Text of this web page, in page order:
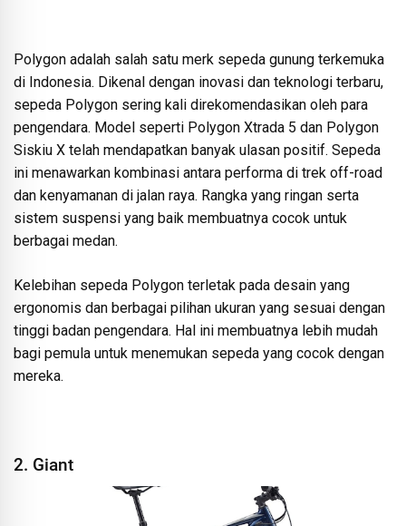
Polygon adalah salah satu merk sepeda gunung terkemuka
di Indonesia. Dikenal dengan inovasi dan teknologi terbaru,
sepeda Polygon sering kali direkomendasikan oleh para
pengendara. Model seperti Polygon Xtrada 5 dan Polygon
Siskiu X telah mendapatkan banyak ulasan positif. Sepeda
ini menawarkan kombinasi antara performa di trek off-road
dan kenyamanan di jalan raya. Rangka yang ringan serta
sistem suspensi yang baik membuatnya cocok untuk
berbagai medan.
Kelebihan sepeda Polygon terletak pada desain yang
ergonomis dan berbagai pilihan ukuran yang sesuai dengan
tinggi badan pengendara. Hal ini membuatnya lebih mudah
bagi pemula untuk menemukan sepeda yang cocok dengan
mereka.
2. Giant